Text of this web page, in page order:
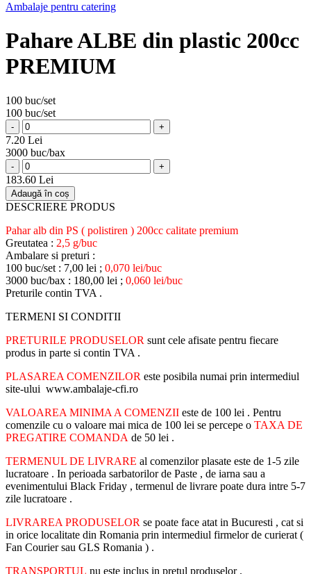
Ambalaje pentru catering
Pahare ALBE din plastic 200cc
PREMIUM
100 buc/set
100 buc/set
- +
7.20 Lei
3000 buc/bax
- +
183.60 Lei
Adaugă în coș
DESCRIERE PRODUS
Pahar alb din PS ( polistiren ) 200cc calitate premium
Greutatea : 2,5 g/buc
Ambalare si preturi :
100 buc/set : 7,00 lei ; 0,070 lei/buc
3000 buc/bax : 180,00 lei ; 0,060 lei/buc
Preturile contin TVA .
TERMENI SI CONDITII
PRETURILE PRODUSELOR sunt cele afisate pentru fiecare
produs in parte si contin TVA .
PLASAREA COMENZILOR este posibila numai prin intermediul
site-ului www.ambalaje-cfi.ro
VALOAREA MINIMA A COMENZII este de 100 lei . Pentru
comenzile cu o valoare mai mica de 100 lei se percepe o TAXA DE
PREGATIRE COMANDA de 50 lei .
TERMENUL DE LIVRARE al comenzilor plasate este de 1-5 zile
lucratoare . In perioada sarbatorilor de Paste , de iarna sau a
evenimentului Black Friday , termenul de livrare poate dura intre 5-7
zile lucratoare .
LIVRAREA PRODUSELOR se poate face atat in Bucuresti , cat si
in orice localitate din Romania prin intermediul firmelor de curierat (
Fan Courier sau GLS Romania ) .
TRANSPORTUL nu este inclus in pretul produselor .